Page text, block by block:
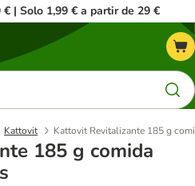
€ | Solo 1,99 € a partir de 29 €
Kattovit Kattovit Revitalizante 185 g
185 g comida